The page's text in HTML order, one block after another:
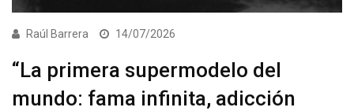
Raúl Barrera 14/07/2026
“La primera supermodelo del
mundo: fama infinita, adicción